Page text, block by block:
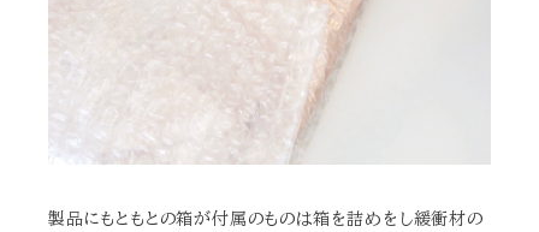
製品にもともとの箱が付属のものは箱を詰めをし緩衝材の